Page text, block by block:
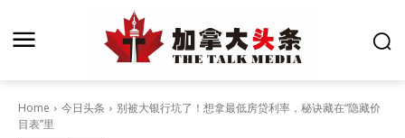
Home 今日头条
别被大银行坑了！想拿最低房贷利率，秘诀藏在“隐藏价
目表”里